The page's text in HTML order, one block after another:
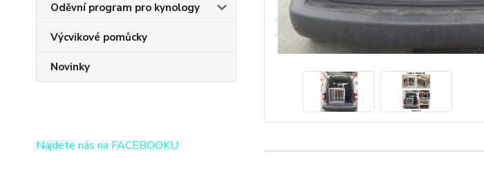
Oděvní program pro kynology
Výcvikové pomůcky
Novinky
Najdete nás na FACEBOOKU